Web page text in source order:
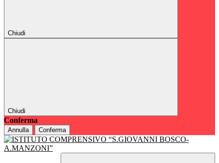
Chiudi
Chiudi
Conferma
Annulla Conferma